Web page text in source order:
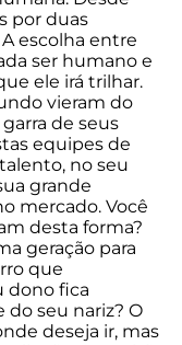
por duas
escolha entre
ser humano e
ele irá trilhar.
vieram do
de seus
equipes de
no seu
grande
mercado. Você
desta forma?
geração para
que
dono fica
do seu nariz? O
deseja ir, mas